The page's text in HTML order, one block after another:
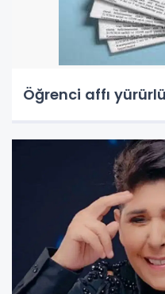
Öğrenci affı